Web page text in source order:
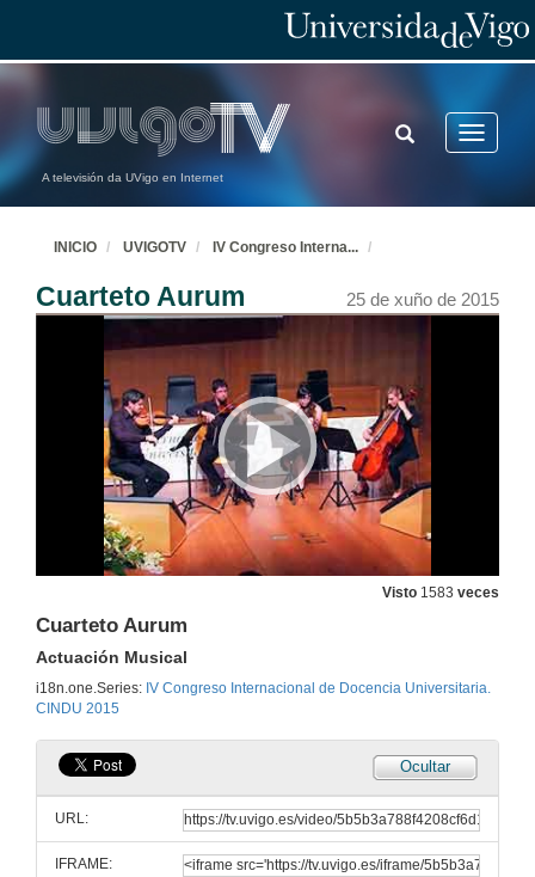
A televisión da UVigo en Internet
Toggle
TOGGLE
SEARCH
INICIO UVIGOTV IV Congreso Interna...
Cuarteto Aurum 25 de xuño de 2015
Visto 1583 veces
Cuarteto Aurum
Actuación Musical
i18n.one.Series: IV Congreso Internacional de Docencia Universitaria.
CINDU 2015
Ocultar
URL:
IFRAME:
Intervención de Mª José Caride
25 de xuño de 2015
Intervención de Pedro Membiela Iglesia
Intervención de Ana Graña Rodríguez
Satisfacción dos estudantes coa educación superior
25 de xuño de 2015